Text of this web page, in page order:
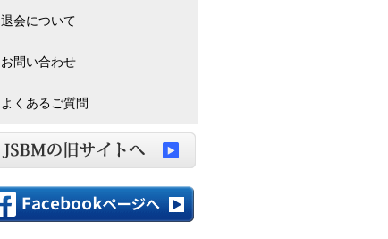
学術総会(全国大会)
学術集会
東日本支部
西日本支部
超音波ハンズオンセミナー
退会について
お問い合わせ
よくあるご質問